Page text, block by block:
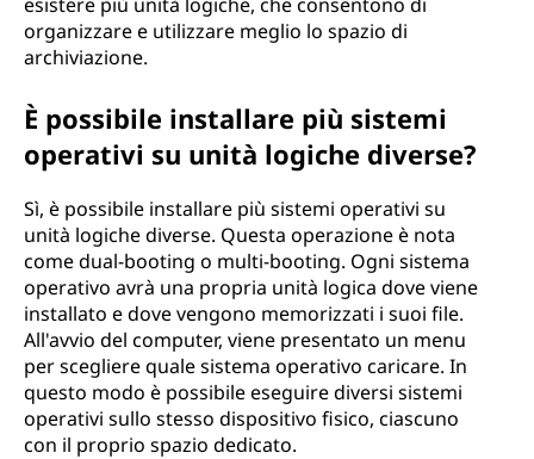
organizzare e utilizzare meglio lo spazio di
archiviazione.
È possibile installare più sistemi
operativi su unità logiche diverse?
Sì, è possibile installare più sistemi operativi su
unità logiche diverse. Questa operazione è nota
come dual-booting o multi-booting. Ogni sistema
operativo avrà una propria unità logica dove viene
installato e dove vengono memorizzati i suoi file.
All'avvio del computer, viene presentato un menu
per scegliere quale sistema operativo caricare. In
questo modo è possibile eseguire diversi sistemi
operativi sullo stesso dispositivo fisico, ciascuno
con il proprio spazio dedicato.